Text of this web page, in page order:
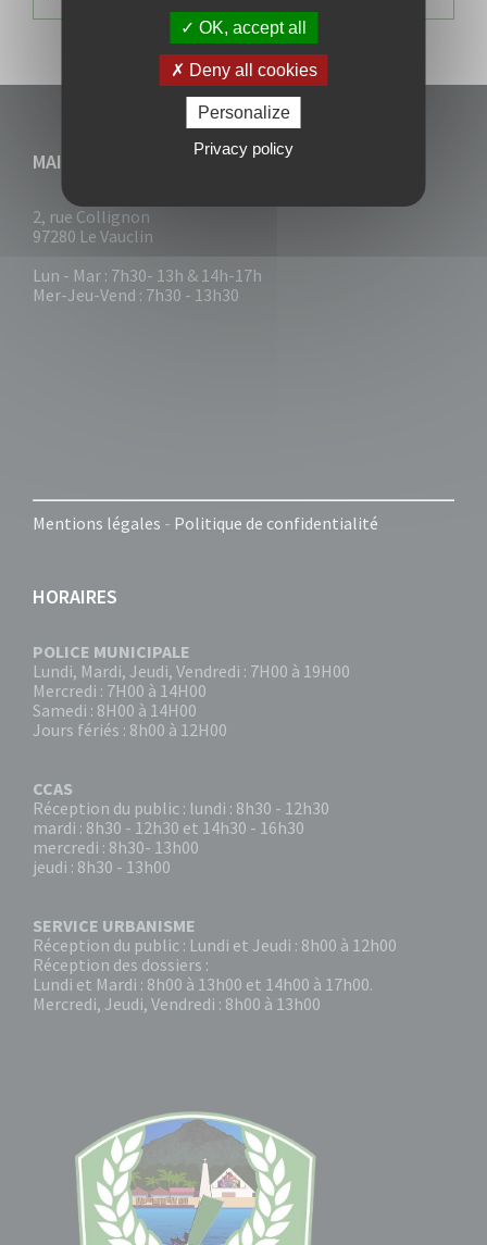
MAIRIE DU VAUCLIN
2, rue Collignon
97280 Le Vauclin
Lun - Mar : 7h30- 13h & 14h-17h
Mer-Jeu-Vend : 7h30 - 13h30
Mentions légales - Politique de confidentialité
HORAIRES
POLICE MUNICIPALE
Lundi, Mardi, Jeudi, Vendredi : 7H00 à 19H00
Mercredi : 7H00 à 14H00
Samedi : 8H00 à 14H00
Jours fériés : 8h00 à 12H00
CCAS
Réception du public : lundi : 8h30 - 12h30
mardi : 8h30 - 12h30 et 14h30 - 16h30
mercredi : 8h30- 13h00
jeudi : 8h30 - 13h00
SERVICE URBANISME
Réception du public : Lundi et Jeudi : 8h00 à 12h00
Réception des dossiers :
Lundi et Mardi : 8h00 à 13h00 et 14h00 à 17h00.
Mercredi, Jeudi, Vendredi : 8h00 à 13h00
OK, accept all
Deny all cookies
Personalize
Privacy policy